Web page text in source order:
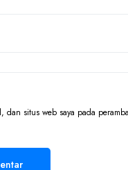
dan situs web saya pada